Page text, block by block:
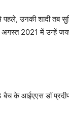
उनकी शादी तब
2021 में उन्हें
बैच के आईएएस डॉ